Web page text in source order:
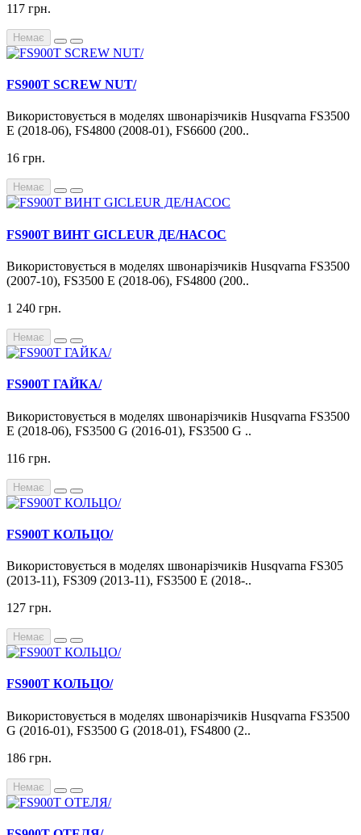
117 грн.
Немає
FS900T SCREW NUT/
Використовується в моделях швонарізчиків Husqvarna FS3500
E (2018-06), FS4800 (2008-01), FS6600 (200..
16 грн.
Немає
FS900T ВИНТ GICLEUR ДЕ/НАСОС
Використовується в моделях швонарізчиків Husqvarna FS3500
(2007-10), FS3500 E (2018-06), FS4800 (200..
1 240 грн.
Немає
FS900T ГАЙКА/
Використовується в моделях швонарізчиків Husqvarna FS3500
E (2018-06), FS3500 G (2016-01), FS3500 G ..
116 грн.
Немає
FS900T КОЛЬЦО/
Використовується в моделях швонарізчиків Husqvarna FS305
(2013-11), FS309 (2013-11), FS3500 E (2018-..
127 грн.
Немає
FS900T КОЛЬЦО/
Використовується в моделях швонарізчиків Husqvarna FS3500
G (2016-01), FS3500 G (2018-01), FS4800 (2..
186 грн.
Немає